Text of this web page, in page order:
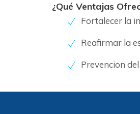
¿Qué Ventajas
Fortalecer la
Reafirmar la
Prevencion